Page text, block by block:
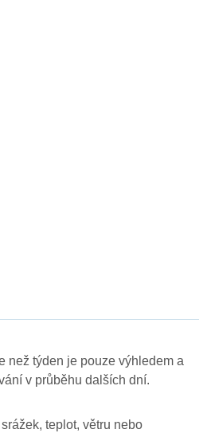
než týden je pouze výhledem a
v průběhu dalších dní.
teplot, větru nebo